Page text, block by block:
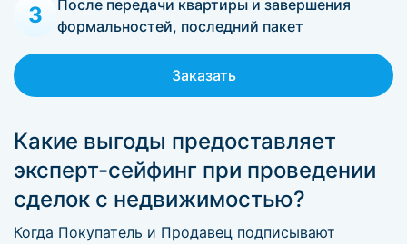
3
После передачи квартиры и завершения
формальностей, последний пакет
Заказать
Какие выгоды предоставляет
эксперт-сейфинг при проведении
сделок с недвижимостью?
Когда Покупатель и Продавец подписывают